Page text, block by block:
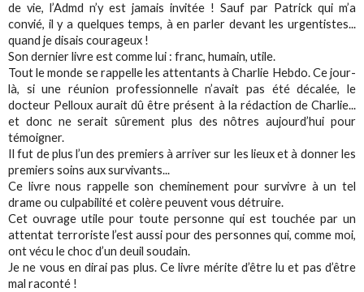
de vie, l’Admd n’y est jamais invitée ! Sauf par Patrick qui m’a
convié, il y a quelques temps, à en parler devant les urgentistes...
quand je disais courageux !
Son dernier livre est comme lui : franc, humain, utile.
Tout le monde se rappelle les attentants à Charlie Hebdo. Ce jour-
là, si une réunion professionnelle n’avait pas été décalée, le
docteur Pelloux aurait dû être présent à la rédaction de Charlie...
et donc ne serait sûrement plus des nôtres aujourd’hui pour
témoigner.
Il fut de plus l’un des premiers à arriver sur les lieux et à donner les
premiers soins aux survivants...
Ce livre nous rappelle son cheminement pour survivre à un tel
drame ou culpabilité et colère peuvent vous détruire.
Cet ouvrage utile pour toute personne qui est touchée par un
attentat terroriste l’est aussi pour des personnes qui, comme moi,
ont vécu le choc d’un deuil soudain.
Je ne vous en dirai pas plus. Ce livre mérite d’être lu et pas d’être
mal raconté !